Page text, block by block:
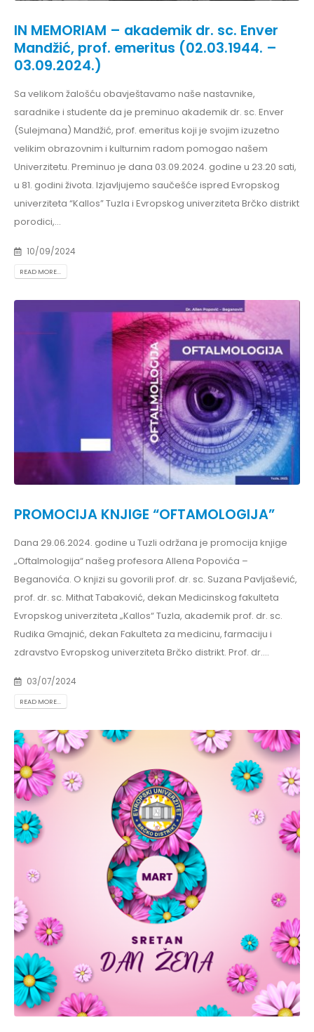
IN MEMORIAM – akademik dr. sc. Enver
Mandžić, prof. emeritus (02.03.1944. –
03.09.2024.)
Sa velikom žalošću obavještavamo naše nastavnike,
saradnike i studente da je preminuo akademik dr. sc. Enver
(Sulejmana) Mandžić, prof. emeritus koji je svojim izuzetno
velikim obrazovnim i kulturnim radom pomogao našem
Univerzitetu. Preminuo je dana 03.09.2024. godine u 23.20 sati,
u 81. godini života. Izjavljujemo saučešće ispred Evropskog
univerziteta “Kallos” Tuzla i Evropskog univerziteta Brčko distrikt
porodici,...
10/09/2024
READ MORE...
PROMOCIJA KNJIGE “OFTAMOLOGIJA”
Dana 29.06.2024. godine u Tuzli održana je promocija knjige
„Oftalmologija“ našeg profesora Allena Popovića –
Beganovića. O knjizi su govorili prof. dr. sc. Suzana Pavljašević,
prof. dr. sc. Mithat Tabaković, dekan Medicinskog fakulteta
Evropskog univerziteta „Kallos“ Tuzla, akademik prof. dr. sc.
Rudika Gmajnić, dekan Fakulteta za medicinu, farmaciju i
zdravstvo Evropskog univerziteta Brčko distrikt. Prof. dr....
03/07/2024
READ MORE...